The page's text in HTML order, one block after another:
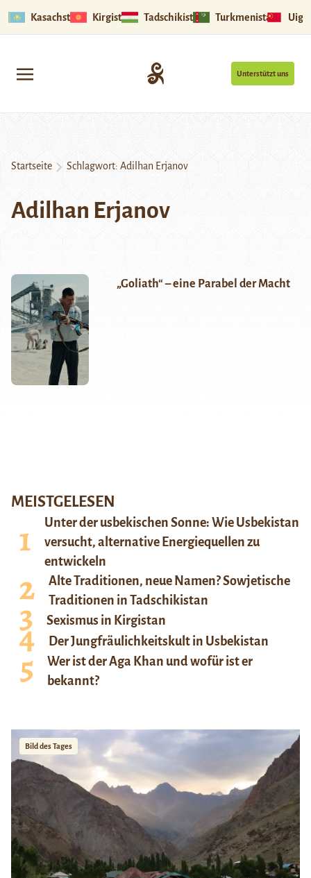
Kasachstan Kirgistan Tadschikistan Turkmenistan
Unterstützt uns
Startseite Schlagwort: Adilhan Erjanov
Adilhan Erjanov
„Goliath“ – eine Parabel der Macht
MEISTGELESEN
Unter der usbekischen Sonne: Wie Usbekistan
versucht, alternative Energiequellen zu
entwickeln
Alte Traditionen, neue Namen? Sowjetische
Traditionen in Tadschikistan
Sexismus in Kirgistan
Der Jungfräulichkeitskult in Usbekistan
Wer ist der Aga Khan und wofür ist er
bekannt?
Bild des Tages